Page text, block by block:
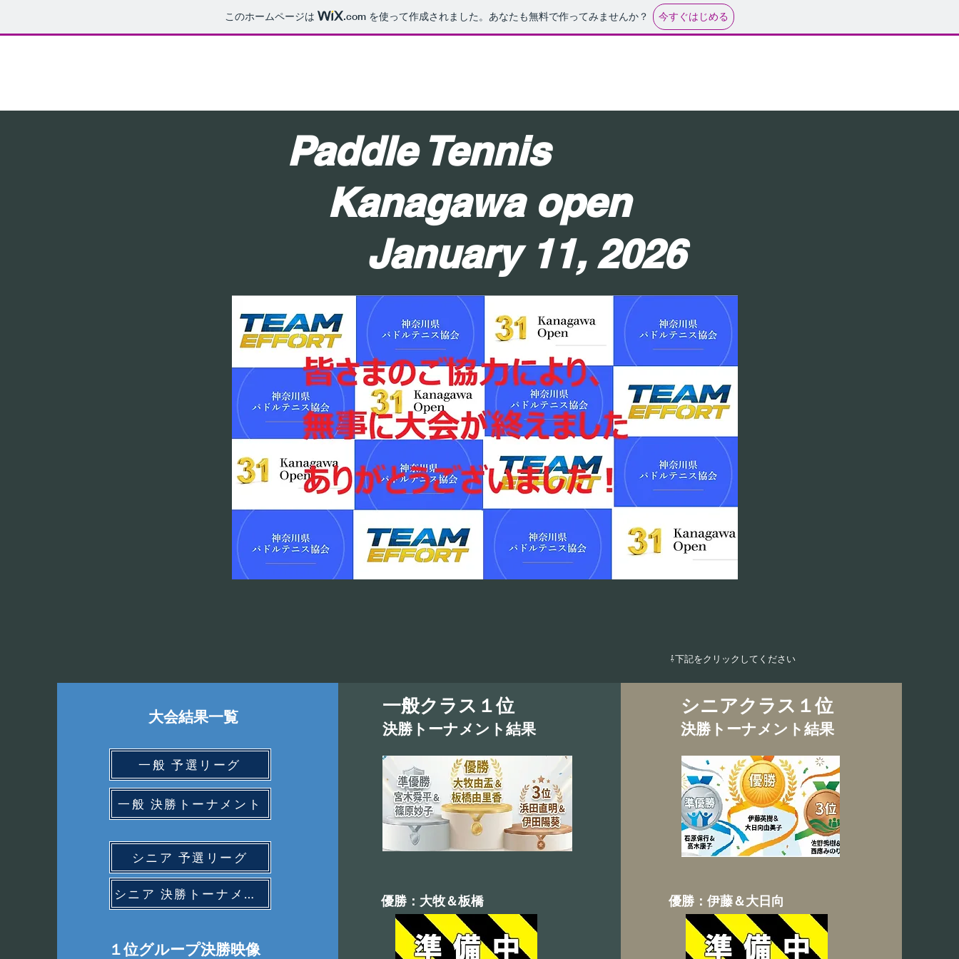
このホームページは .com を使って作成されました。あなたも無料で作ってみませんか？ 今すぐはじめる
Paddle Tennis
Kanagawa open
January 11, 2026
⇩​下記をクリックしてください
大会結果一覧
一般 予選リーグ
一般 決勝トーナメント
シニア 予選リーグ
シニア 決勝トーナメント
１位グループ決勝映像
一般クラス１位
決勝トーナメント結果
優勝：大牧＆板橋
シニアクラス１位
決勝トーナメント結果
優勝：伊藤＆大日向